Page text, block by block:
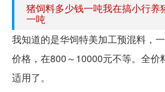
猪饲料多少钱一吨我在搞小行养
一吨
我知道的是华饲特美加工预混料，
价格，在800～10000元不等。全价
适用了。